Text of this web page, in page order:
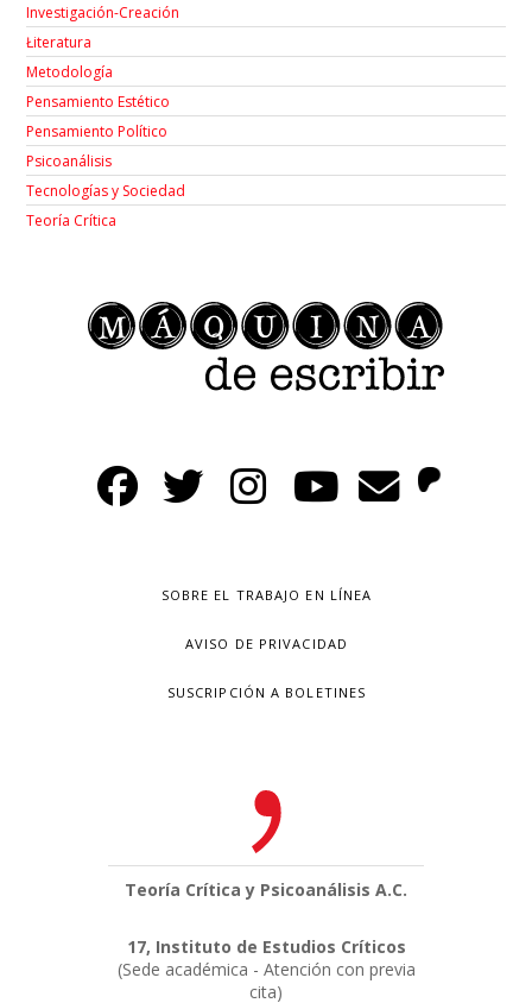
Investigación-Creación
Łiteratura
Metodología
Pensamiento Estético
Pensamiento Político
Psicoanálisis
Tecnologías y Sociedad
Teoría Crítica
SOBRE EL TRABAJO EN LÍNEA
AVISO DE PRIVACIDAD
SUSCRIPCIÓN A BOLETINES
Teoría Crítica y Psicoanálisis A.C.
17, Instituto de Estudios Críticos
(Sede académica - Atención con previa
cita)